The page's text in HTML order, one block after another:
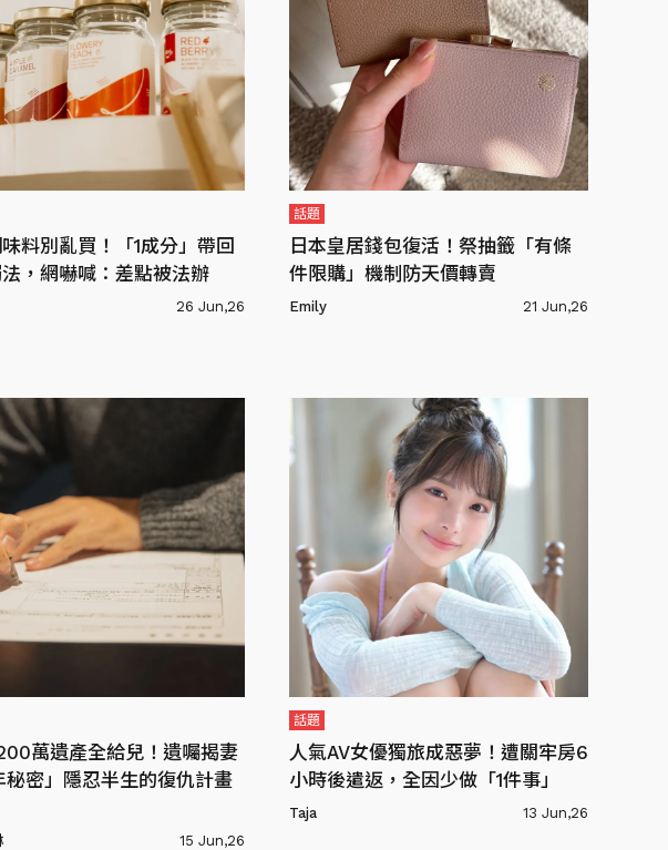
料別亂買！「1成分」帶回
，網嚇喊：差點被法辦
26 Jun,26
話題
日本皇居錢包復活！祭抽籤「有條
件限購」機制防天價轉賣
Emily 21 Jun,26
萬遺產全給兒！遺囑揭妻
秘密」隱忍半生的復仇計畫
15 Jun,26
話題
人氣AV女優獨旅成惡夢！遭關牢房6
小時後遣返，全因少做「1件事」
Taja 13 Jun,26